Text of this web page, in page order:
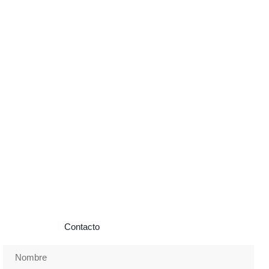
Contacto